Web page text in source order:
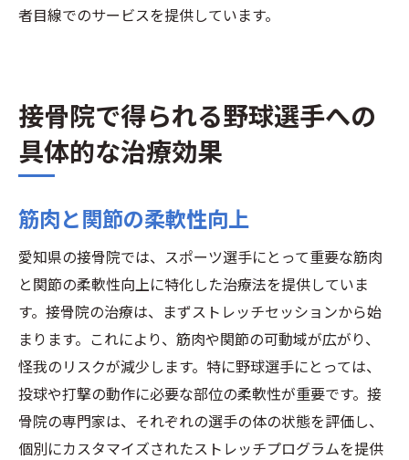
者目線でのサービスを提供しています。
接骨院で得られる野球選手への
具体的な治療効果
筋肉と関節の柔軟性向上
愛知県の接骨院では、スポーツ選手にとって重要な筋肉
と関節の柔軟性向上に特化した治療法を提供していま
す。接骨院の治療は、まずストレッチセッションから始
まります。これにより、筋肉や関節の可動域が広がり、
怪我のリスクが減少します。特に野球選手にとっては、
投球や打撃の動作に必要な部位の柔軟性が重要です。接
骨院の専門家は、それぞれの選手の体の状態を評価し、
個別にカスタマイズされたストレッチプログラムを提供